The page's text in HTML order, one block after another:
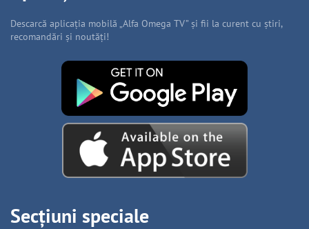
Descarcă aplicația mobilă „Alfa Omega TV” și fii la curent cu știri,
recomandări și noutăți!
Secțiuni speciale